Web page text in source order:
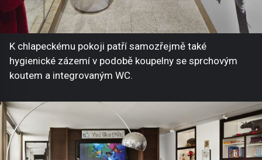
K chlapeckému pokoji patří samozřejmě také
hygienické zázemí v podobě koupelny se sprchovým
koutem a integrovaným WC.